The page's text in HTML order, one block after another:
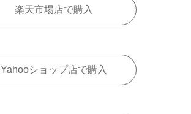
楽天市場店で購入
Yahooショップ店で購入